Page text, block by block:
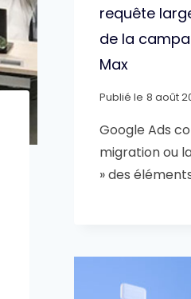
requête
de la
Max
Publié le 8 août
Google Ads
migration ou
» des